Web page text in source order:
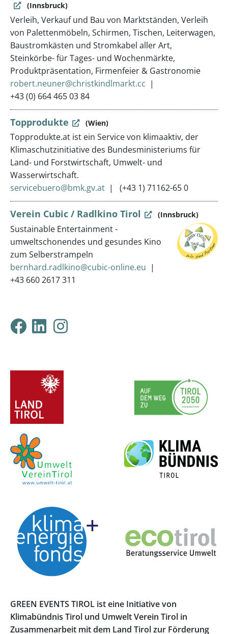
(Innsbruck)
Verleih, Verkauf und Bau von Marktständen, Verleih
von Palettenmöbeln, Schirmen, Tischen, Leiterwagen,
Baustromkästen und Stromkabel aller Art,
Steinkörbe- für Tages- und Wochenmärkte,
Produktpräsentation, Firmenfeier & Gastronomie
robert.neuner@christkindlmarkt.cc
+43 (0) 664 465 03 84
Topprodukte (Wien)
Topprodukte.at ist ein Service von klimaaktiv, der
Klimaschutzinitiative des Bundesministeriums für
Land- und Forstwirtschaft, Umwelt- und
Wasserwirtschaft.
servicebuero@bmk.gv.at
(+43 1) 71162-65 0
Verein Cubic / Radlkino Tirol (Innsbruck)
Sustainable Entertainment -
umweltschonendes und gesundes Kino
zum Selberstrampeln
bernhard.radlkino@cubic-online.eu
+43 660 2617 311
Klimabündnis Tirol auf
Klimabündnis Tirol auf
ProjektpartnerInnen
GREEN EVENTS TIROL ist eine Initiative von
Klimabündnis Tirol und Umwelt Verein Tirol in
Zusammenarbeit mit dem Land Tirol zur Förderung